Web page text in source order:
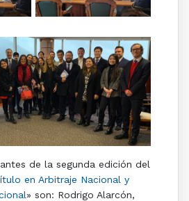
de la segunda edición del
en Arbitraje Nacional y
» son: Rodrigo Alarcón,